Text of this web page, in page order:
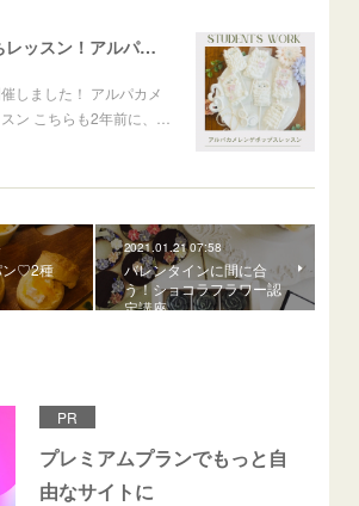
（レポ）半年待ちレッスン！アルパカメレンゲポップス
しました！ アルパカメ
ン こちらも2年前に、…
ン♡2種
2021.01.21 07:58
バレンタインに間に合
う！ショコラフラワー認
定講座
PR
プレミアムプランでもっと自
由なサイトに